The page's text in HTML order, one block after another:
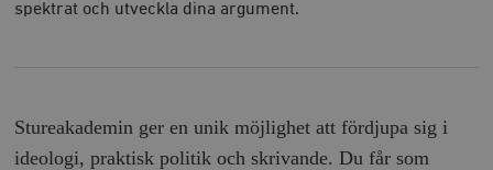
spektrat och utveckla dina argument.
Stureakademin ger en unik möjlighet att fördjupa sig i
ideologi, praktisk politik och skrivande. Du får som